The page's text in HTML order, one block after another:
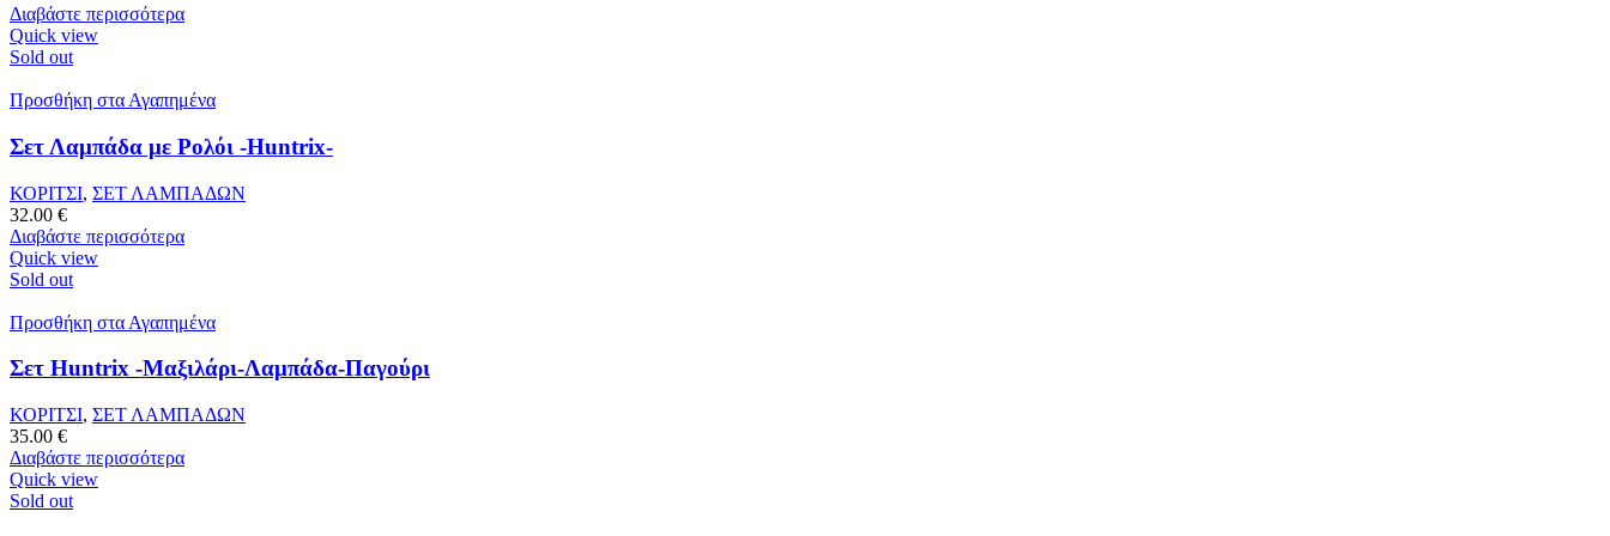
Διαβάστε περισσότερα
Quick view
Sold out
Προσθήκη στα Αγαπημένα
Σετ Λαμπάδα με Ρολόι -Huntrix-
ΚΟΡΙΤΣΙ, ΣΕΤ ΛΑΜΠΑΔΩΝ
32.00 €
Διαβάστε περισσότερα
Quick view
Sold out
Προσθήκη στα Αγαπημένα
Σετ Huntrix -Μαξιλάρι-Λαμπάδα-Παγούρι
ΚΟΡΙΤΣΙ, ΣΕΤ ΛΑΜΠΑΔΩΝ
35.00 €
Διαβάστε περισσότερα
Quick view
Sold out